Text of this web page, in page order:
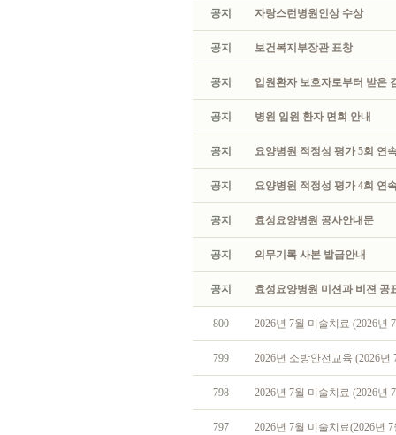
공지 자랑스런병원인상 수상
공지 보건복지부장관 표창
공지 입원환자 보호자로부터 받은
공지 병원 입원 환자 면회 안내
공지 요양병원 적정성 평가 5회 연
공지 요양병원 적정성 평가 4회 연
공지 효성요양병원 공사안내문
공지 의무기록 사본 발급안내
공지 효성요양병원 미션과 비젼 공
800 2026년 7월 미술치료 (2026년
799 2026년 소방안전교육 (2026년
798 2026년 7월 미술치료 (2026년
797 2026년 7월 미술치료(2026년 7